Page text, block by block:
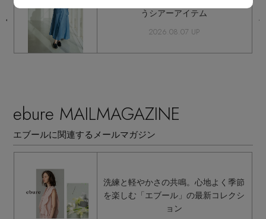
うシアーアイテム
2026.08.07 UP
ebure MAILMAGAZINE
エブールに関連するメールマガジン
洗練と軽やかさの共鳴。心地よく季節
を楽しむ「エブール」の最新コレクシ
ョン